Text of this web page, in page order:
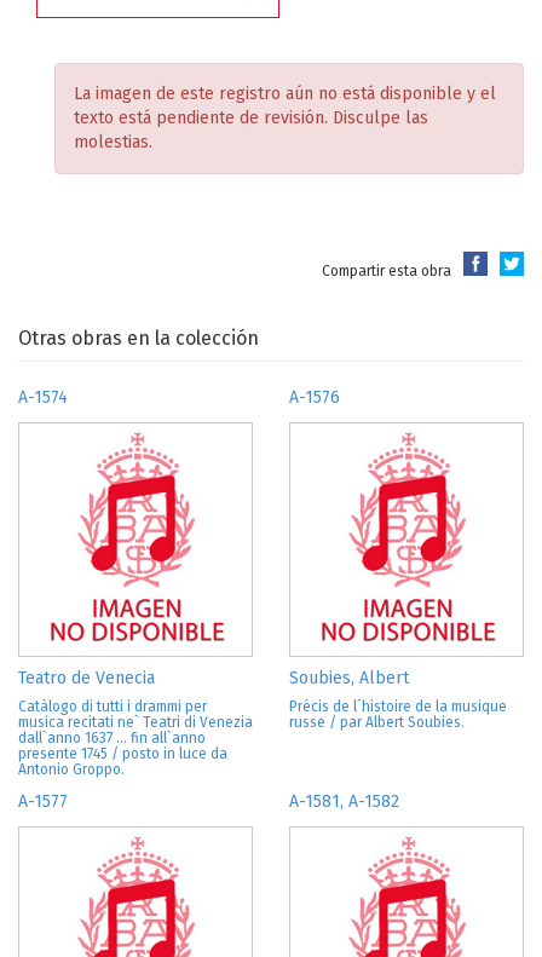
La imagen de este registro aún no está disponible y el
texto está pendiente de revisión. Disculpe las
molestias.
Compartir esta obra
Otras obras en la colección
A-1574
Teatro de Venecia
Catàlogo di tutti i drammi per
musica recitati ne` Teatri di Venezia
dall`anno 1637 ... fin all`anno
presente 1745 / posto in luce da
Antonio Groppo.
A-1576
Soubies, Albert
Précis de l´histoire de la musique
russe / par Albert Soubies.
A-1577 A-1581, A-1582